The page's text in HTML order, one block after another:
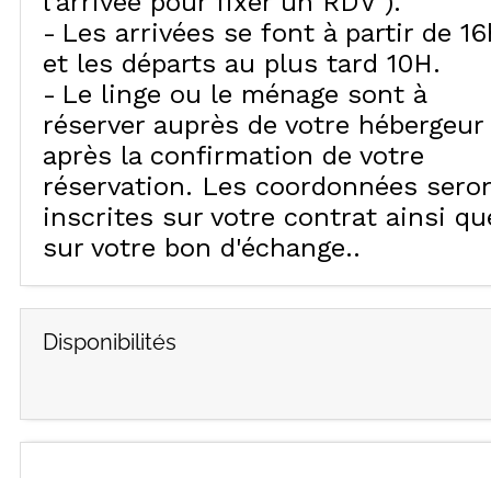
Les arrivées se font à partir de
et les départs au plus tard 10H
Le linge ou le ménage sont à
réserver auprès de votre hébergeur
après la confirmation de votre
réservation. Les coordonnées
inscrites sur votre contrat ainsi
sur votre bon d'échange.
Disponibilités